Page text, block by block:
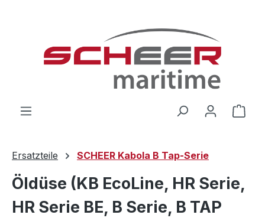
Ersatzteile SCHEER Kabola B Tap-Serie
Öldüse (KB EcoLine, HR Serie,
HR Serie BE, B Serie, B TAP